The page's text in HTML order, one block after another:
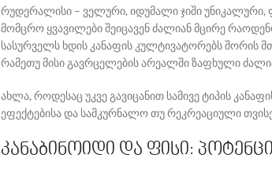
რუდერალისი – ველური, იდუმალი ჯიში უნიკალური,
მომცრო ყვავილები შეიცავენ ძალიან მცირე
სასურველს ხდის კანაფის კულტივატორებს შორის
რამეთუ მისი გავრცელების არეალში ზაფხული
ახლა, როდესაც უკვე გავიცანით სამივე ტიპის
ეფექტებისა და სამკურნალო თუ რეკრეაციული
კანაბინოიდი და ფისი: